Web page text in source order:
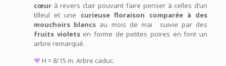
cœurà revers clair pouvant faire penser à celles d’un
tilleul et une curieuse floraison comparée à des
mouchoirs blancs au mois de mai suivie par des
fruits violetsen forme de petites poires en font un
arbre remarqué.
♥ H = 8/15 m. Arbre caduc.